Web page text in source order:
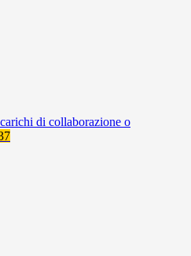
di collaborazione o